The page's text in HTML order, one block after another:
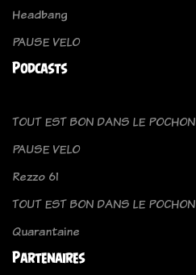
Headbang
PAUSE VELO
Podcasts
TOUT EST BON DANS LE POCHON
PAUSE VELO
Rezzo 61
TOUT EST BON DANS LE POCHON
Quarantaine
Partenaires